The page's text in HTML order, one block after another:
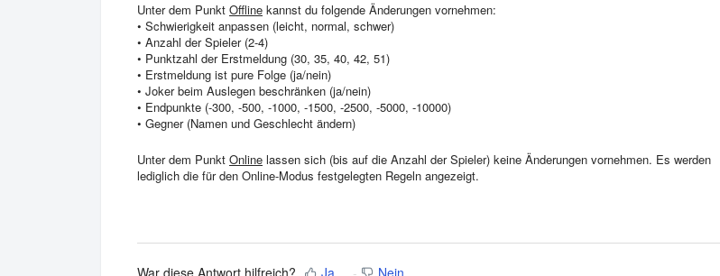
Unter dem Punkt Offline kannst du folgende Änderungen vornehmen:
• Schwierigkeit anpassen (leicht, normal, schwer)
• Anzahl der Spieler (2-4)
• Punktzahl der Erstmeldung (30, 35, 40, 42, 51)
• Erstmeldung ist pure Folge (ja/nein)
• Joker beim Auslegen beschränken (ja/nein)
• Endpunkte (-300, -500, -1000, -1500, -2500, -5000, -10000)
• Gegner (Namen und Geschlecht ändern)
Unter dem Punkt Online lassen sich (bis auf die Anzahl der Spieler) keine Änderungen vornehmen. Es werden
lediglich die für den Online-Modus festgelegten Regeln angezeigt.
War diese Antwort hilfreich? Ja Nein